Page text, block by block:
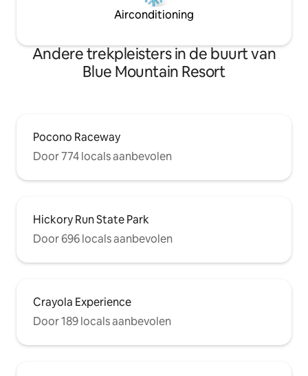
Airconditioning
Andere trekpleisters in de buurt van
Blue Mountain Resort
Pocono Raceway
Door 774 locals aanbevolen
Hickory Run State Park
Door 696 locals aanbevolen
Crayola Experience
Door 189 locals aanbevolen